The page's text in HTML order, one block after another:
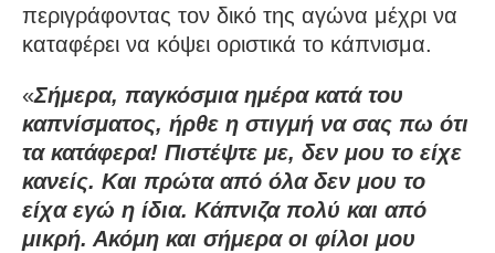
περιγράφοντας τον δικό της αγώνα μέχρι να
καταφέρει να κόψει οριστικά το κάπνισμα.
«Σήμερα, παγκόσμια ημέρα κατά του
καπνίσματος, ήρθε η στιγμή να σας πω ότι
τα κατάφερα! Πιστέψτε με, δεν μου το είχε
κανείς. Και πρώτα από όλα δεν μου το
είχα εγώ η ίδια. Κάπνιζα πολύ και από
μικρή. Ακόμη και σήμερα οι φίλοι μου